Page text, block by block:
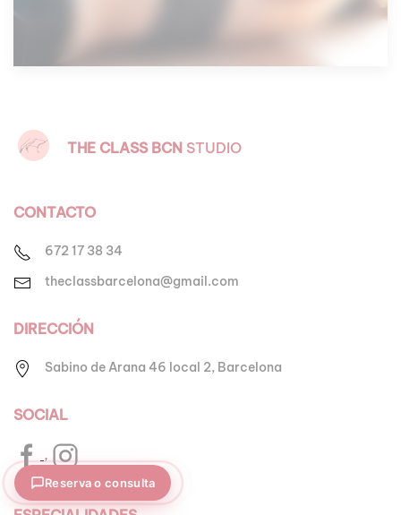
THE CLASS BCN STUDIO
CONTACTO
672 17 38 34
theclassbarcelona@gmail.com
DIRECCIÓN
Sabino de Arana 46 local 2, Barcelona
SOCIAL
,
Reserva o consulta